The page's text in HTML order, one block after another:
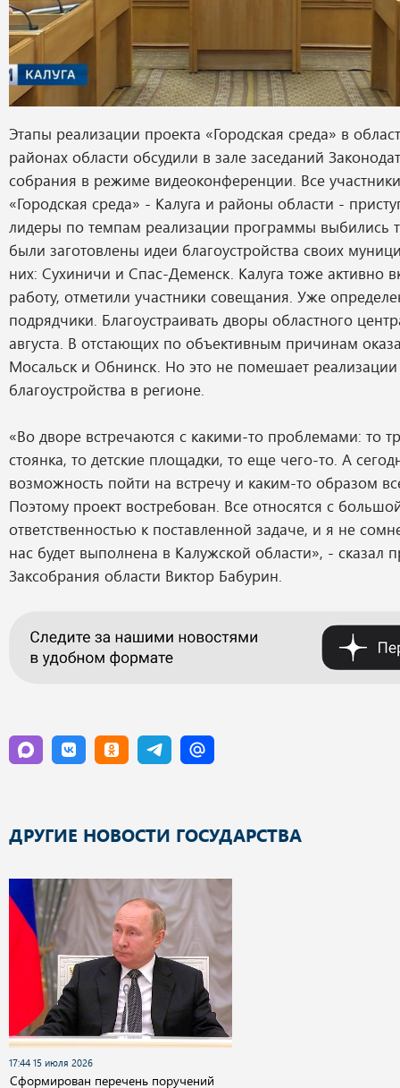
Этапы реализации проекта «Городская среда» в
районах области обсудили в зале заседаний
собрания в режиме видеоконференции. Все
«Городская среда» - Калуга и районы области -
лидеры по темпам реализации программы выбились
были заготовлены идеи благоустройства своих
них: Сухиничи и Спас-Деменск. Калуга тоже активно
работу, отметили участники совещания. Уже
подрядчики. Благоустраивать дворы областного
августа. В отстающих по объективным причинам
Мосальск и Обнинск. Но это не помешает реализации
благоустройства в регионе.
«Во дворе встречаются с какими-то проблемами: то
стоянка, то детские площадки, то еще чего-то. А
возможность пойти на встречу и каким-то образом
Поэтому проект востребован. Все относятся с
ответственностью к поставленной задаче, и я не
нас будет выполнена в Калужской области», - сказал
Заксобрания области Виктор Бабурин.
ДРУГИЕ НОВОСТИ ГОСУДАРСТВА
17:44 15 июля 2026
Сформирован перечень поручений